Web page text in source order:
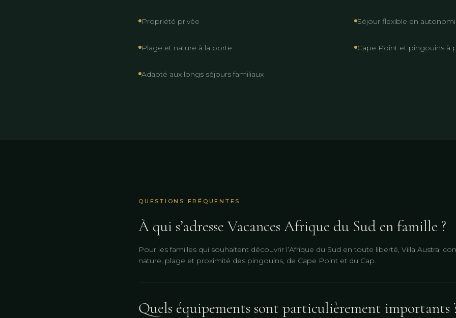
Propriété privée Séjour flexible en
Plage et nature à la porte Cape Point et pingouins à
Adapté aux longs séjours familiaux
QUESTIONS FRÉQUENTES
À qui s’adresse Vacances Afrique du Sud en famille ?
Pour les familles qui souhaitent découvrir l’Afrique du Sud en toute liberté, Villa Austral
nature, plage et proximité des pingouins, de Cape Point et du Cap.
Quels équipements sont particulièrement importants